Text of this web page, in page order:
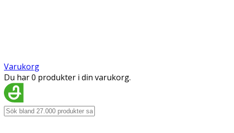
Varukorg
Du har 0 produkter i din varukorg.